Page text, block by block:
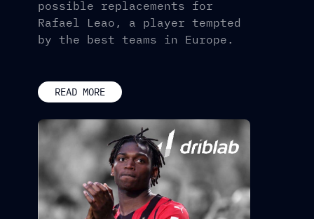
possible replacements for
Rafael Leao, a player tempted
by the best teams in Europe.
READ MORE